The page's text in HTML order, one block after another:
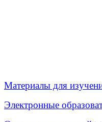
Материалы для
Электронные